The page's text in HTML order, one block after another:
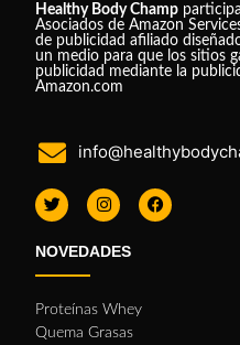
Healthy Body Champ
Asociados de Amazon
de publicidad afiliado
un medio para que los sitios
publicidad mediante la
Amazon.com
NOVEDADES
Proteínas Whey
Quema Grasas